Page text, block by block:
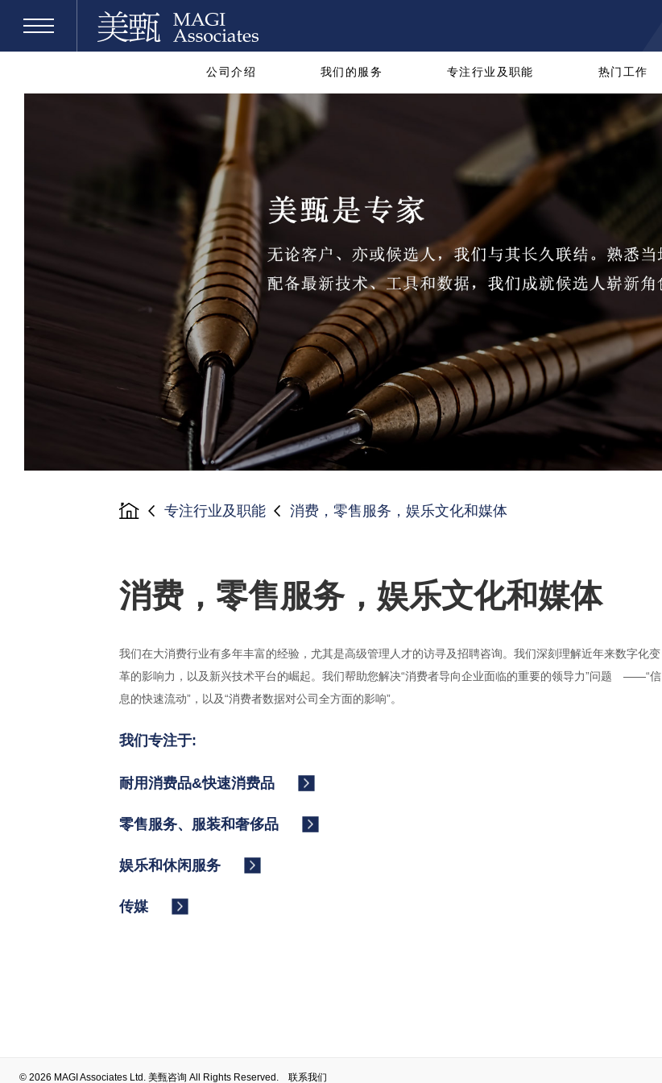
公司介绍 我们的服务 专注行业及职能 热门工作
专注行业及职能 消费，零售服务，娱乐文化和媒体
消费，零售服务，娱乐文化和媒体
我们在大消费行业有多年丰富的经验，尤其是高级管理人才的访寻及招聘咨询。我们深刻理解近年来数字化变
革的影响力，以及新兴技术平台的崛起。我们帮助您解决“消费者导向企业面临的重要的领导力”问题 ――“信
息的快速流动”，以及“消费者数据对公司全方面的影响”。
我们专注于:
耐用消费品&快速消费品
零售服务、服装和奢侈品
娱乐和休闲服务
传媒
© 2026 MAGI Associates Ltd. 美甄咨询 All Rights Reserved. 联系我们